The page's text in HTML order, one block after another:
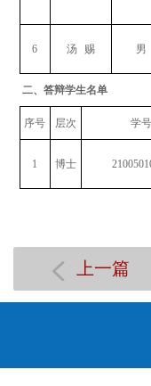
6 汤 赐 男
二、答辩学生名单
序号 层次 学号
1 博士
上一篇